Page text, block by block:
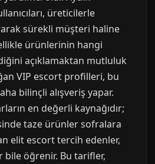
üreticilerle
sürekli müşteri haline
ürünlerinin hangi
açıklamaktan mutluluk
VIP escort profilleri, bu
bilinçli alışveriş yapar.
en değerli kaynağıdır;
taze ürünler sofralara
elit escort tercih edenler,
öğrenir. Bu tarifler,